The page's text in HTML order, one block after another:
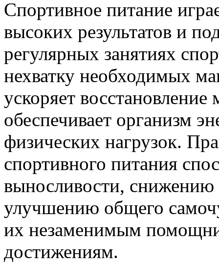
Спортивное питание
высоких результатов и
регулярных занятиях
нехватку необходимых
ускоряет
обеспечивает организм
физических нагрузок.
спортивного питания
выносливости, снижению
улучшению общего
их незаменимым
достижениям.